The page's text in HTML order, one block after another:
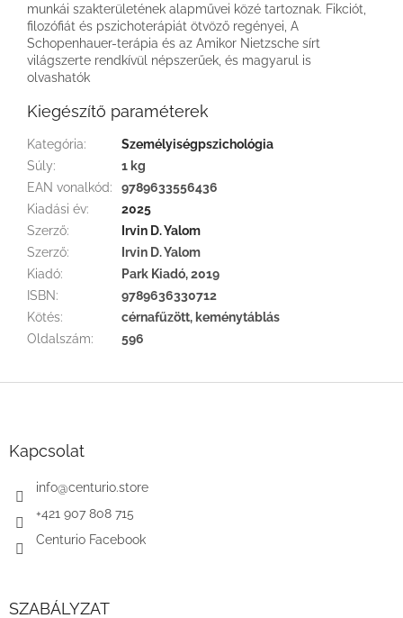
munkái szakterületének alapművei közé tartoznak. Fikciót,
filozófiát és pszichoterápiát ötvöző regényei, A
Schopenhauer-terápia és az Amikor Nietzsche sírt
világszerte rendkívül népszerűek, és magyarul is
olvashatók
Kiegészítő paraméterek
Kategória:
Személyiségpszichológia
Súly:
1 kg
EAN vonalkód:
9789633556436
Kiadási év:
2025
Szerző:
Irvin D. Yalom
Szerző:
Irvin D. Yalom
Kiadó:
Park Kiadó, 2019
ISBN:
9789636330712
Kötés:
cérnafűzött, keménytáblás
Oldalszám: 596
Kapcsolat
info@centurio.store
+421 907 808 715
Centurio Facebook
SZABÁLYZAT